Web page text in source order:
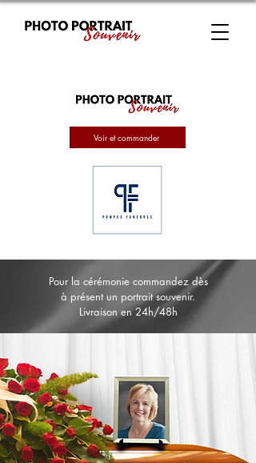
Voir et commander
Pour la cérémonie commandez dès
à présent un portrait souvenir.
Livraison en 24h/48h